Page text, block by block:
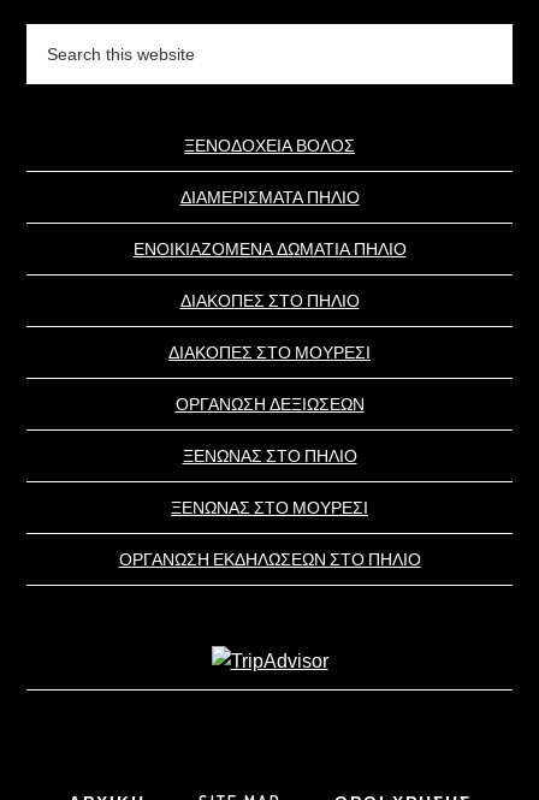
ΞΕΝΟΔΟΧΕΙΑ ΒΟΛΟΣ
ΔΙΑΜΕΡΙΣΜΑΤΑ ΠΗΛΙΟ
ΕΝΟΙΚΙΑΖΟΜΕΝΑ ΔΩΜΑΤΙΑ ΠΗΛΙΟ
ΔΙΑΚΟΠΕΣ ΣΤΟ ΠΗΛΙΟ
ΔΙΑΚΟΠΕΣ ΣΤΟ ΜΟΥΡΕΣΙ
ΟΡΓΑΝΩΣΗ ΔΕΞΙΩΣΕΩΝ
ΞΕΝΩΝΑΣ ΣΤΟ ΠΗΛΙΟ
ΞΕΝΩΝΑΣ ΣΤΟ ΜΟΥΡΕΣΙ
ΟΡΓΑΝΩΣΗ ΕΚΔΗΛΩΣΕΩΝ ΣΤΟ ΠΗΛΙΟ